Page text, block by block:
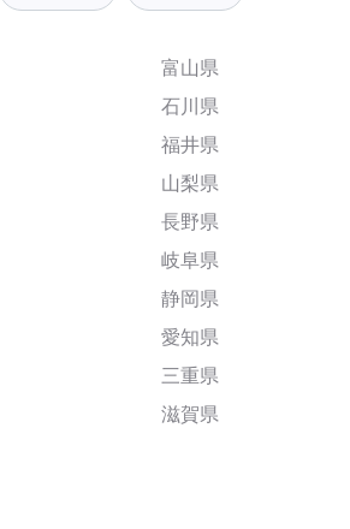
富山県
石川県
福井県
山梨県
長野県
岐阜県
静岡県
愛知県
三重県
滋賀県